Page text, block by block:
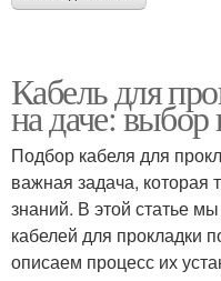
Кабель для
на даче: выбор
Подбор кабеля для
важная задача, которая
знаний. В этой статье
кабелей для прокладки
описаем процесс их